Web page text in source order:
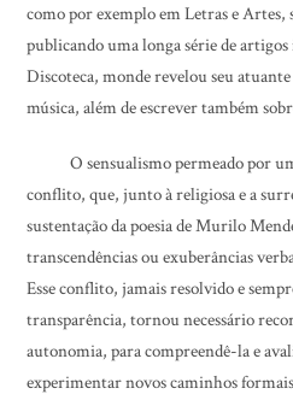
como por exemplo em Letras e
publicando uma longa série de
Discoteca, monde revelou seu
música, além de escrever também
O sensualismo permeado por
conflito, que, junto à religiosa e a
sustentação da poesia de Murilo
transcendências ou exuberâncias
Esse conflito, jamais resolvido e
transparência, tornou necessário
autonomia, para compreendê-la e
experimentar novos caminhos